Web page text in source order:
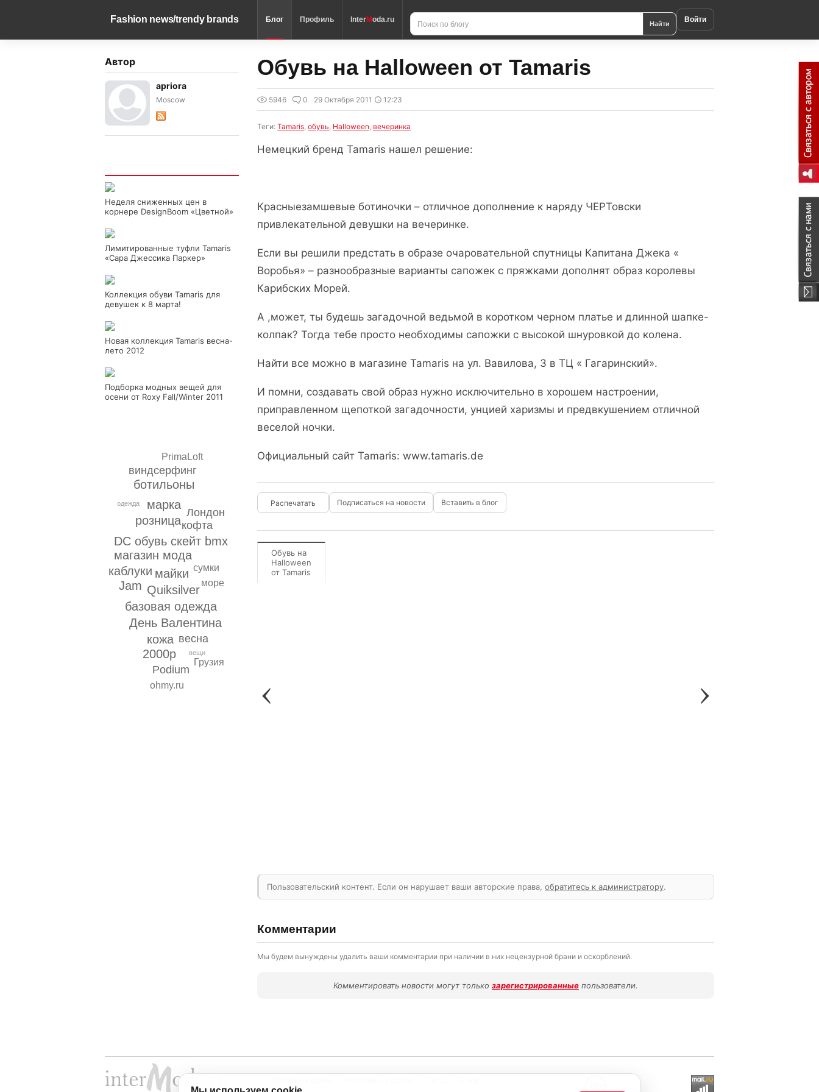
Fashion news/trendy brands Блог Профиль InterModa.ru Найти Войти
Автор
apriora
Моscow
Неделя сниженных цен в
корнере DesignBoom «Цветной»
Лимитированные туфли Tamaris
«Сара Джессика Паркер»
Коллекция обуви Tamaris для
девушек к 8 марта!
Новая коллекция Tamaris весна-
лето 2012
Подборка модных вещей для
осени от Roxy Fall/Winter 2011
майки
DC обувь скейт bmx
магазин мода
Quiksilver
базовая одежда
День Валентина
розница
кожа
марка
2000р
ботильоны
каблуки
Jam
Лондон
весна
виндсерфинг
кофта
Podium
море
сумки
PrimaLoft
ohmy.ru
Грузия
вещи
одежда
Обувь на Halloween от Tamaris
5946 0 29 Октября 2011 12:23
Теги: Tamaris, обувь, Halloween, вечеринка
Немецкий бренд Tamaris нашел решение:
Красныезамшевые ботиночки – отличное дополнение к наряду ЧЕРТовски
привлекательной девушки на вечеринке.
Если вы решили предстать в образе очаровательной спутницы Капитана Джека «
Воробья» – разнообразные варианты сапожек с пряжками дополнят образ королевы
Карибских Морей.
А ,может, ты будешь загадочной ведьмой в коротком черном платье и длинной шапке-
колпак? Тогда тебе просто необходимы сапожки с высокой шнуровкой до колена.
Найти все можно в магазине Tamaris на ул. Вавилова, 3 в ТЦ « Гагаринский».
И помни, создавать свой образ нужно исключительно в хорошем настроении,
приправленном щепоткой загадочности, унцией харизмы и предвкушением отличной
веселой ночки.
Официальный сайт Tamaris: www.tamaris.de
Подписаться на новости Вставить в блог
Обувь на
Halloween
от Tamaris
Пользовательский контент. Если он нарушает ваши авторские права, обратитесь к администратору.
Комментарии
Мы будем вынуждены удалить ваши комментарии при наличии в них нецензурной брани и оскорблений.
Комментировать новости могут только зарегистрированные пользователи.